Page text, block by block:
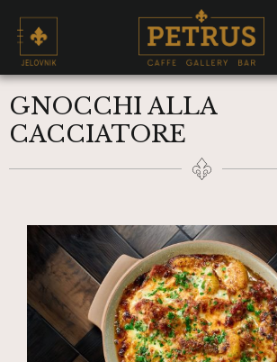
GNOCCHI ALLA
CACCIATORE